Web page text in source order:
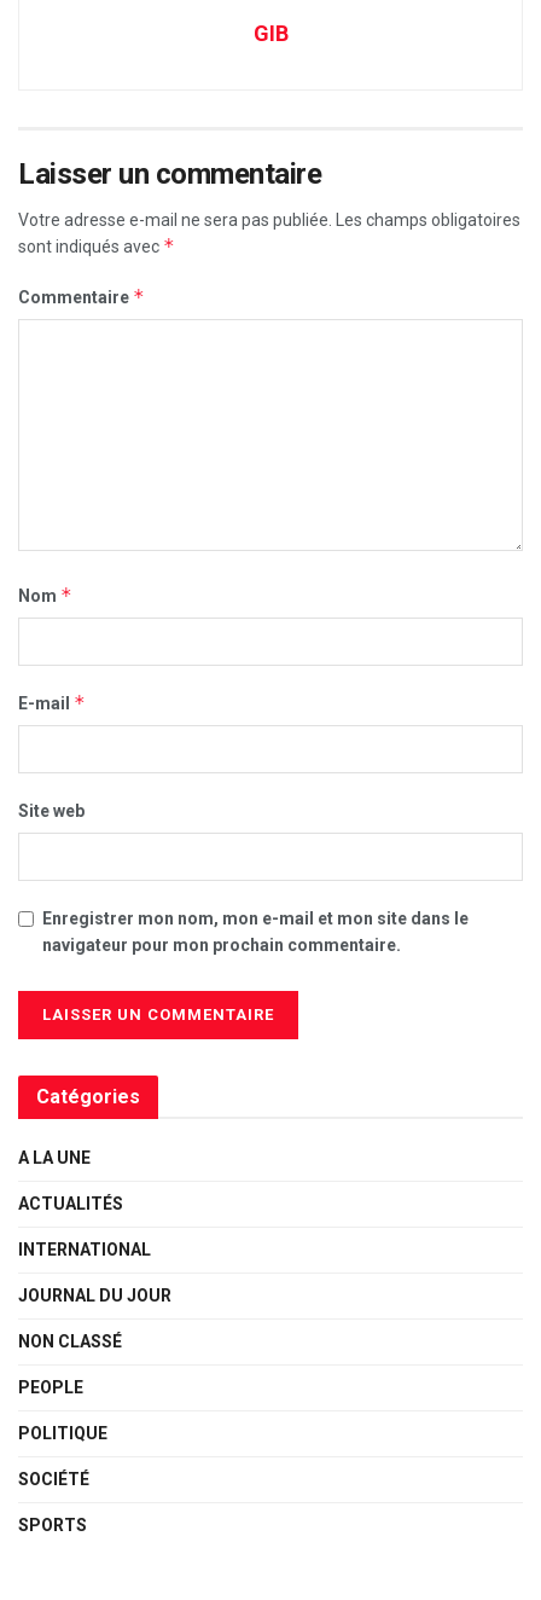
GIB
Laisser un commentaire
Votre adresse e-mail ne sera pas publiée. Les champs obligatoires
sont indiqués avec *
Commentaire *
Nom *
E-mail *
Site web
Enregistrer mon nom, mon e-mail et mon site dans le
navigateur pour mon prochain commentaire.
Catégories
A LA UNE
ACTUALITÉS
INTERNATIONAL
JOURNAL DU JOUR
NON CLASSÉ
PEOPLE
POLITIQUE
SOCIÉTÉ
SPORTS